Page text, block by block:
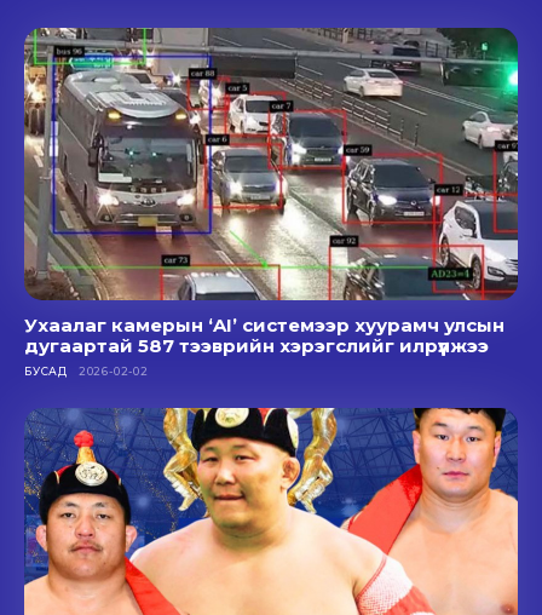
Ухаалаг камерын ‘AI’ системээр хуурамч улсын
дугаартай 587 тээврийн хэрэгслийг илрүүлжээ
БУСАД 2026-02-02